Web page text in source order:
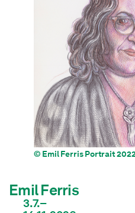
© Emil Ferris Portrait
Emil Ferris
3.7.–